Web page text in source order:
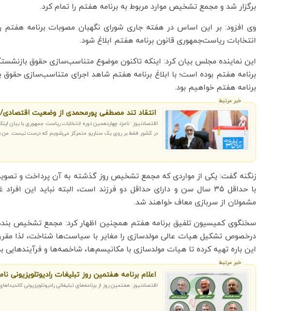
برگزار شد و مجمع تشخیص موارد مربوط به برنامه هفتم را تمام کرد.
وی افزود: بر این اساس در هفته جاری شورای نگهبان مصوبات برنامه هفتم
انتخابات ریاست‌جمهوری قانون برنامه هفتم ابلاغ شود.
این نماینده مجلس بیان کرد: اینکه تاکنون موضوع متناسب‌سازی حقوق
برنامه هفتم خواهیم بود.
خبر مرتبط
انتقاد تند مصطفی پورمحمدی از وضعیت
اقتصادنیوز: نامزد چهاردهمین دوره انتخابات ریاست جمهوری با بیان
در کشور فقط بر روی یک سناریو متمرکز می‌شویم که درست نیست. من
زنگنه گفت: یکی از مواردی که مجمع تشخیص روز گذشته به آن پرداخت و
با حداقل ۳۵ سال سن و دارای حداقل دو فرزند است، البته نباید
مشمولان از سربازی معاف خواهند شد.
درخصوص تشکیل هیات عالی مولدسازی را مغایر با سیاست‌ها شناخت، لذا
این باره تهیه کرده تا هیات مولدسازی با مکانیسم‌ها، شاخصه‌ها و
خبر مرتبط
اعلام برنامه هفتمین روز تبلیغات
اقتصادنیوز: هفتمین روز از برنامه‌های تبلیغاتی رادیوتلویزیونی